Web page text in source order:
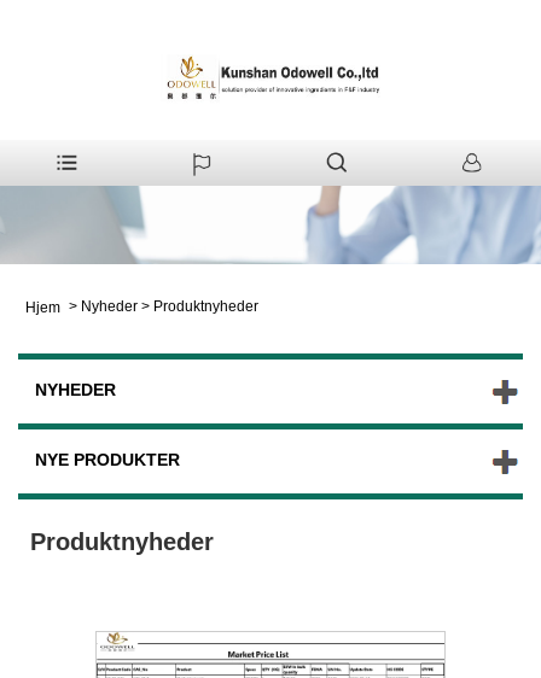
Hjem > Nyheder > Produktnyheder
NYHEDER
NYE PRODUKTER
Produktnyheder